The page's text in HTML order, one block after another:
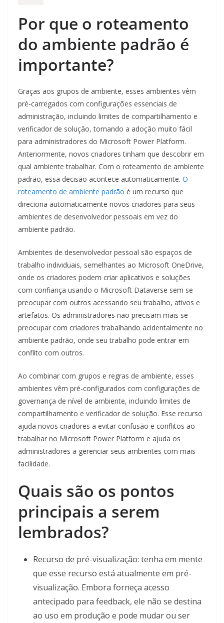
Por que o roteamento
do ambiente padrão é
importante?
Graças aos grupos de ambiente, esses ambientes vêm
pré-carregados com configurações essenciais de
administração, incluindo limites de compartilhamento e
verificador de solução, tornando a adoção muito fácil
para administradores do Microsoft Power Platform.
Anteriormente, novos criadores tinham que descobrir em
qual ambiente trabalhar. Com o roteamento de ambiente
padrão, essa decisão acontece automaticamente. O
roteamento de ambiente padrão é um recurso que
direciona automaticamente novos criadores para seus
ambientes de desenvolvedor pessoais em vez do
ambiente padrão.
Ambientes de desenvolvedor pessoal são espaços de
trabalho individuais, semelhantes ao Microsoft OneDrive,
onde os criadores podem criar aplicativos e soluções
com confiança usando o Microsoft Dataverse sem se
preocupar com outros acessando seu trabalho, ativos e
artefatos. Os administradores não precisam mais se
preocupar com criadores trabalhando acidentalmente no
ambiente padrão, onde seu trabalho pode entrar em
conflito com outros.
Ao combinar com grupos e regras de ambiente, esses
ambientes vêm pré-configurados com configurações de
governança de nível de ambiente, incluindo limites de
compartilhamento e verificador de solução. Esse recurso
ajuda novos criadores a evitar confusão e conflitos ao
trabalhar no Microsoft Power Platform e ajuda os
administradores a gerenciar seus ambientes com mais
facilidade.
Quais são os pontos
principais a serem
lembrados?
Recurso de pré-visualização: tenha em mente
que esse recurso está atualmente em pré-
visualização. Embora forneça acesso
antecipado para feedback, ele não se destina
ao uso em produção e pode mudar ou ser